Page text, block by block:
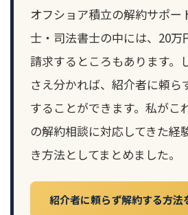
オフショア積立の解約サポー
士・司法書士の中には、20万
請求するところもあります。
さえ分かれば、紹介者に頼ら
することができます。私がこ
の解約相談に対応してきた経
き方法としてまとめました。
紹介者に頼らず解約する方